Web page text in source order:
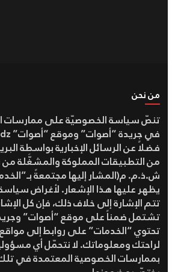
من نحن
تنصّ سياسة الخصوصيّة على ممارسات
فضلاً عن الرسائل الإخبارية بواسطة
من التطبيقات المملوكة والمشغَّلة
ش.ذ.م. م(المشار إليها مجتمعةً
يظهر عليها هذا الإشعار. لأغراض
تتم الإشارة إلى خلاف ذلك، فإن كل
تشتمل ضمناً على موقع “أصوات”
تحتوي “الخدمات” على روابط إلى مواقع
لراحتك ومعلوماتك. لا نتحمّل أي
بممارسات الخصوصية المعتمدة في